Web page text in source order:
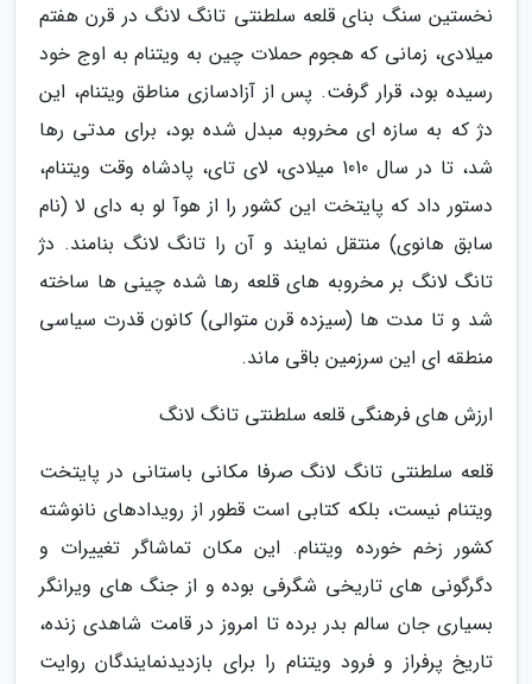
نخستین سنگ بنای قلعه سلطنتی تانگ لانگ در قرن هفتم
میلادی، زمانی که هجوم حملات چین به ویتنام به اوج خود
رسیده بود، قرار گرفت. پس از آزادسازی مناطق ویتنام، این
دژ که به سازه ای مخروبه مبدل شده بود، برای مدتی رها
شد، تا در سال 1010 میلادی، لای تای، پادشاه وقت ویتنام،
دستور داد که پایتخت این کشور را از هوآ لو به دای لا (نام
سابق هانوی) منتقل نمایند و آن را تانگ لانگ بنامند. دژ
تانگ لانگ بر مخروبه های قلعه رها شده چینی ها ساخته
شد و تا مدت ها (سیزده قرن متوالی) کانون قدرت سیاسی
منطقه ای این سرزمین باقی ماند.
ارزش های فرهنگی قلعه سلطنتی تانگ لانگ
قلعه سلطنتی تانگ لانگ صرفا مکانی باستانی در پایتخت
ویتنام نیست، بلکه کتابی است قطور از رویدادهای نانوشته
کشور زخم خورده ویتنام. این مکان تماشاگر تغییرات و
دگرگونی های تاریخی شگرفی بوده و از جنگ های ویرانگر
بسیاری جان سالم بدر برده تا امروز در قامت شاهدی زنده،
تاریخ پرفراز و فرود ویتنام را برای بازدیدنمایندگان روایت